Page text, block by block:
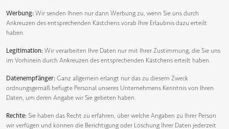
Werbung: Wir senden Ihnen nur dann Werbung zu, wenn Sie uns durch
Ankreuzen des entsprechenden Kästchens vorab Ihre Erlaubnis dazu erteilt
haben.
Legitimation: Wir verarbeiten Ihre Daten nur mit Ihrer Zustimmung, die Sie uns
im Vorhinein durch Ankreuzen des entsprechenden Kästchens erteilt haben.
Datenempfänger: Ganz allgemein erlangt nur das zu diesem Zweck
ordnungsgemäß befugte Personal unseres Unternehmens Kenntnis von Ihren
Daten, um deren Angabe wir Sie gebeten haben.
Rechte: Sie haben das Recht zu erfahren, über welche Angaben zu Ihrer Person
wir verfügen und können die Berichtigung oder Löschung Ihrer Daten jederzeit